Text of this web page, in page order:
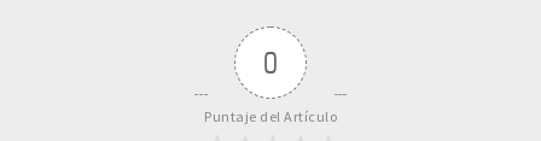
0
Puntaje del Artículo